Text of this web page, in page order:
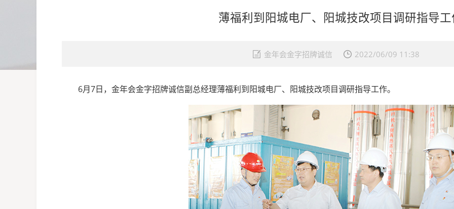
薄福利到阳城电厂、阳城技改项目调研指导
金年会金字招牌诚信 2022/06/09 11:38
6月7日，金年会金字招牌诚信副总经理薄福利到阳城电厂、阳城技改项目调研指导工作。